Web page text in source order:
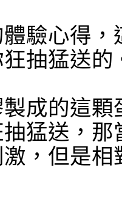
驗心得，
抽猛送的
成的這
猛送，
，但是相